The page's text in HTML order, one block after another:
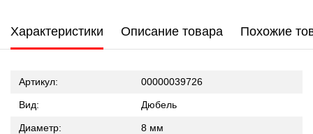
Характеристики Описание товара Похожие
Артикул: 00000039726
Вид: Дюбель
Диаметр: 8 мм